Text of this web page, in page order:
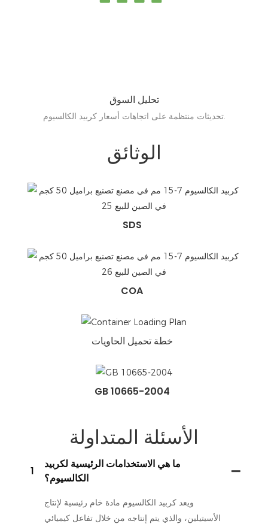
تحليل السوق
تحديثات منتظمة على اتجاهات أسعار كربيد الكالسيوم.
الوثائق
SDS
COA
خطة تحميل الحاويات
GB 10665-2004
الأسئلة المتداولة
1
ما هي الاستخدامات الرئيسية لكربيد
الكالسيوم؟
ويعد كربيد الكالسيوم مادة خام رئيسية لإنتاج
الأسيتيلين، والذي يتم إنتاجه من خلال تفاعل كيميائي